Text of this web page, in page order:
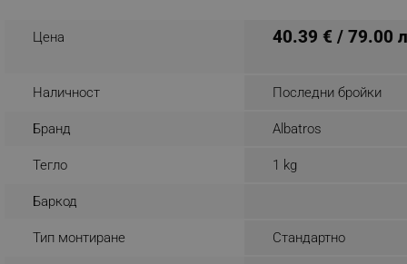
Цена 40.39 € / 79.00
Наличност Последни бройки
Бранд Albatros
Тегло 1 kg
Баркод
Тип монтиране Стандартно
_sgf_tracking
_sgf_npq
_sgf_rq